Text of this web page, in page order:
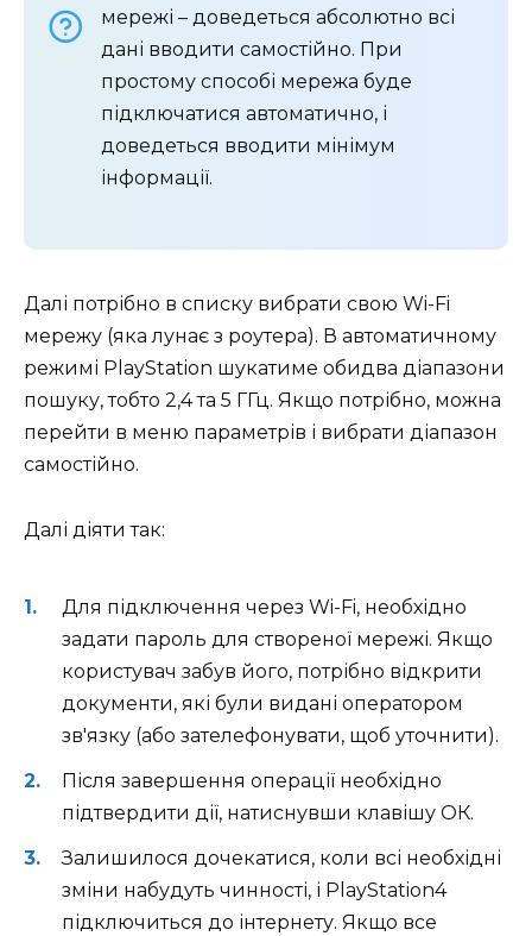
мережі – доведеться абсолютно всі
дані вводити самостійно. При
простому способі мережа буде
підключатися автоматично, і
доведеться вводити мінімум
інформації.
Далі потрібно в списку вибрати свою Wi-Fi
мережу (яка лунає з роутера). В автоматичному
режимі PlayStation шукатиме обидва діапазони
пошуку, тобто 2,4 та 5 ГГц. Якщо потрібно, можна
перейти в меню параметрів і вибрати діапазон
самостійно.
Далі діяти так:
Для підключення через Wi-Fi, необхідно
задати пароль для створеної мережі. Якщо
користувач забув його, потрібно відкрити
документи, які були видані оператором
зв'язку (або зателефонувати, щоб уточнити).
Після завершення операції необхідно
підтвердити дії, натиснувши клавішу ОК.
Залишилося дочекатися, коли всі необхідні
зміни набудуть чинності, і PlayStation4
підключиться до інтернету. Якщо все